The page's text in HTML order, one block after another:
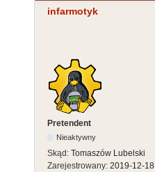
infarmotyk
Pretendent
Nieaktywny
Skąd: Tomaszów Lubelski
Zarejestrowany: 2019-12-18